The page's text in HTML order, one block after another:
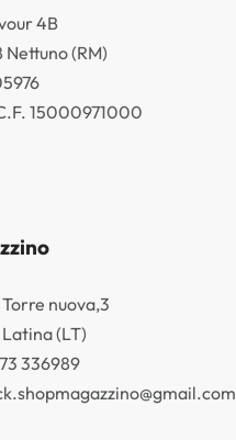
4B
(RM)
15000971000
nuova,3
(LT)
336989